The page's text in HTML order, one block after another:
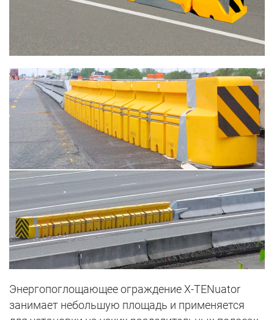
Энергопоглощающее ограждение X-TENuator
занимает небольшую площадь и применяется